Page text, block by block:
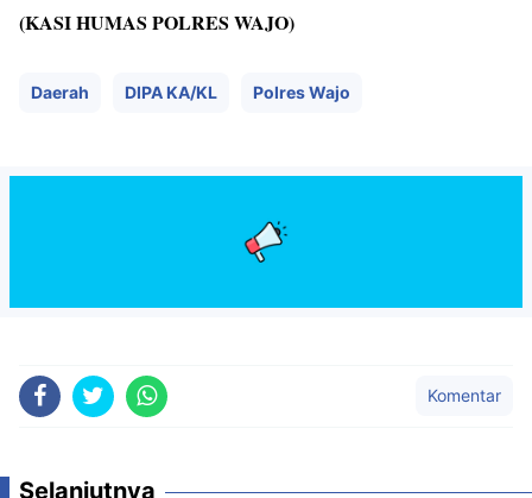
(KASI HUMAS POLRES WAJO)
Daerah DIPA KA/KL Polres Wajo
Komentar
Selanjutnya